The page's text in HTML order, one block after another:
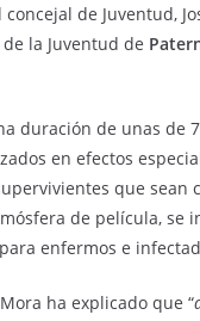
de Juventud,
la Juventud de
duración de unas de
en efectos
que
de película, se
enfermos e
ha explicado que “